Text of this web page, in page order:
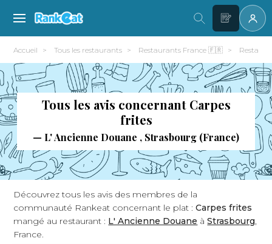
Accueil Tous les restaurants Restaurants France 🇫🇷
Tous les avis concernant Carpes
frites
— L' Ancienne Douane , Strasbourg (France)
Découvrez tous les avis des membres de la
communauté Rankeat concernant le plat :Carpes frites
mangé au restaurant : L' Ancienne Douane àStrasbourg,
France.